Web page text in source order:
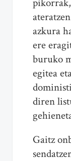
azkura
ere
buruko
egitea
diren
Gaitz